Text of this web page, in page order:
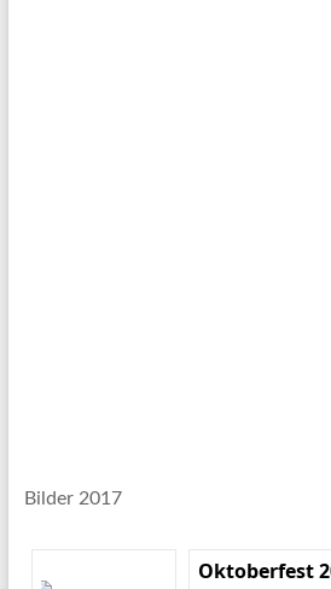
Bilder 2017
Oktoberfest